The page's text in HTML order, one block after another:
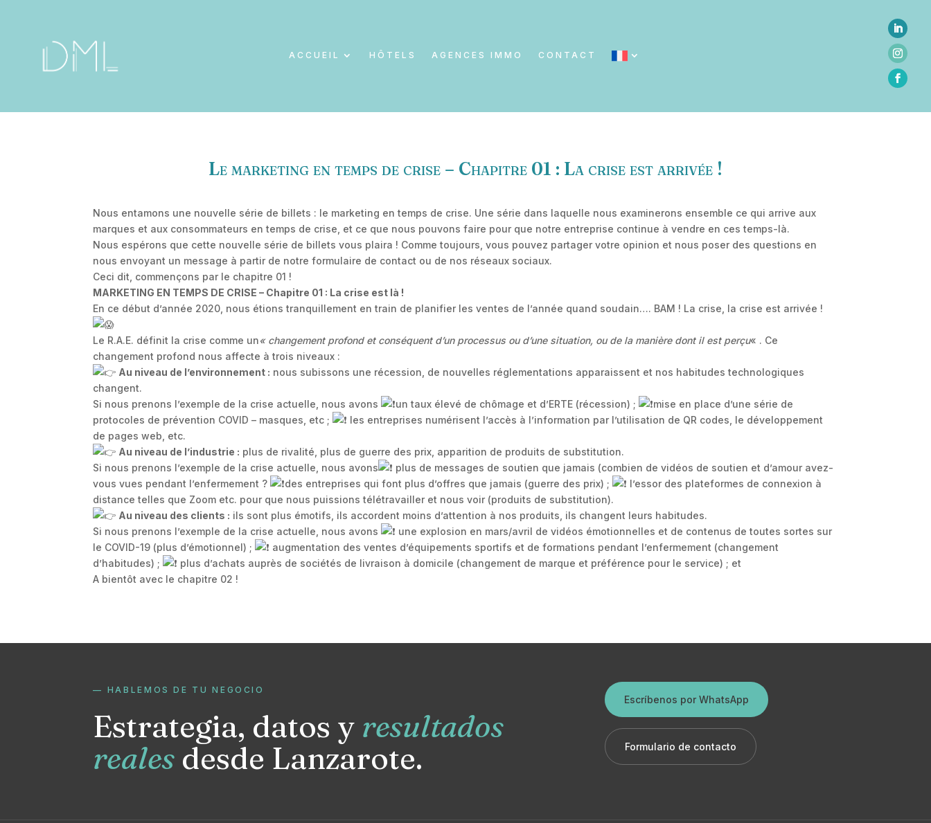
ACCUEIL HÔTELS AGENCES IMMO CONTACT
Le marketing en temps de crise – Chapitre 01 : La crise est arrivée !
Nous entamons une nouvelle série de billets : le marketing en temps de crise. Une série dans laquelle nous examinerons ensemble ce qui arrive aux
marques et aux consommateurs en temps de crise, et ce que nous pouvons faire pour que notre entreprise continue à vendre en ces temps-là.
Nous espérons que cette nouvelle série de billets vous plaira ! Comme toujours, vous pouvez partager votre opinion et nous poser des questions en
nous envoyant un message à partir de notre formulaire de contact ou de nos réseaux sociaux.
Ceci dit, commençons par le chapitre 01 !
MARKETING EN TEMPS DE CRISE – Chapitre 01 : La crise est là !
En ce début d’année 2020, nous étions tranquillement en train de planifier les ventes de l’année quand soudain…. BAM ! La crise, la crise est arrivée !
Le R.A.E. définit la crise comme un« changement profond et conséquent d’un processus ou d’une situation, ou de la manière dont il est perçu« . Ce
changement profond nous affecte à trois niveaux :
Au niveau de l’environnement : nous subissons une récession, de nouvelles réglementations apparaissent et nos habitudes technologiques
changent.
Si nous prenons l’exemple de la crise actuelle, nous avons
un taux élevé de chômage et d’ERTE (récession) ;
mise en place d’une série de
protocoles de prévention COVID – masques, etc ;
les entreprises numérisent l’accès à l’information par l’utilisation de QR codes, le développement
de pages web, etc.
Au niveau de l’industrie : plus de rivalité, plus de guerre des prix, apparition de produits de substitution.
Si nous prenons l’exemple de la crise actuelle, nous avons
plus de messages de soutien que jamais (combien de vidéos de soutien et d’amour avez-
vous vues pendant l’enfermement ?
des entreprises qui font plus d’offres que jamais (guerre des prix) ;
l’essor des plateformes de connexion à
distance telles que Zoom etc. pour que nous puissions télétravailler et nous voir (produits de substitution).
Au niveau des clients : ils sont plus émotifs, ils accordent moins d’attention à nos produits, ils changent leurs habitudes.
Si nous prenons l’exemple de la crise actuelle, nous avons
une explosion en mars/avril de vidéos émotionnelles et de contenus de toutes sortes sur
le COVID-19 (plus d’émotionnel) ;
augmentation des ventes d’équipements sportifs et de formations pendant l’enfermement (changement
d’habitudes) ;
plus d’achats auprès de sociétés de livraison à domicile (changement de marque et préférence pour le service) ; et
A bientôt avec le chapitre 02 !
— HABLEMOS DE TU NEGOCIO
Estrategia, datos y resultados
reales desde Lanzarote.
Escríbenos por WhatsApp
Formulario de contacto